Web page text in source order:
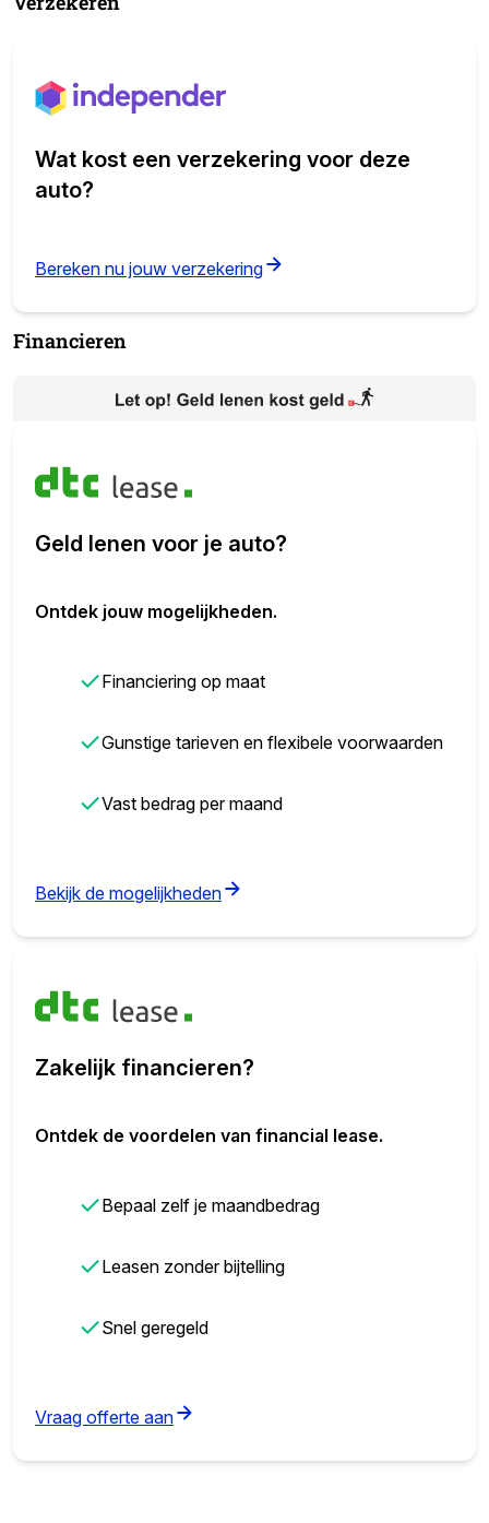
Wat kost een verzekering voor deze
auto?
Bereken nu jouw verzekering
Financieren
Geld lenen voor je auto?
Ontdek jouw mogelijkheden.
✓Financiering op maat
✓Gunstige tarieven en flexibele voorwaarden
✓Vast bedrag per maand
Bekijk de mogelijkheden
Zakelijk financieren?
Ontdek de voordelen van financial lease.
✓Bepaal zelf je maandbedrag
✓Leasen zonder bijtelling
✓Snel geregeld
Vraag offerte aan